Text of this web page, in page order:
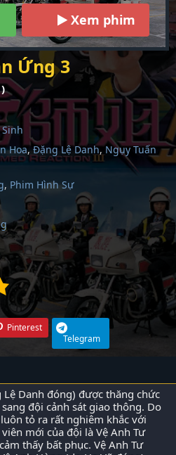
Xem phim
Ứng 3
Hoa,Đặng Lệ Danh,Ngụy Tuấn
, Phim Hình Sự
Pinterest
Telegram
Danh đóng) được thăng chức
đội cảnh sát giao thông. Do
tỏ ra rất nghiêm khắc với
mới của đội là Vệ Anh Tư
thấy bất phục. Vệ Anh Tư